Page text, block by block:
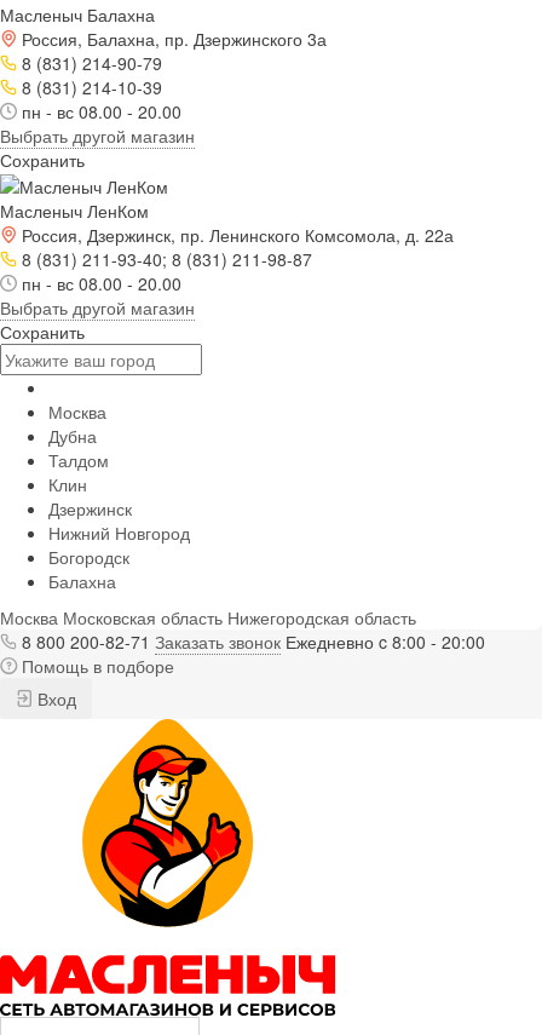
Масленыч Балахна
Россия, Балахна, пр. Дзержинского 3а
8 (831) 214-90-79
8 (831) 214-10-39
пн - вс 08.00 - 20.00
Выбрать другой магазин
Сохранить
Масленыч ЛенКом
Россия, Дзержинск, пр. Ленинского Комсомола, д. 22а
8 (831) 211-93-40; 8 (831) 211-98-87
пн - вс 08.00 - 20.00
Выбрать другой магазин
Сохранить
Москва
Дубна
Талдом
Клин
Дзержинск
Нижний Новгород
Богородск
Балахна
Москва Московская область Нижегородская область
8 800 200-82-71 Заказать звонок Ежедневно c 8:00 - 20:00
Помощь в подборе
Вход